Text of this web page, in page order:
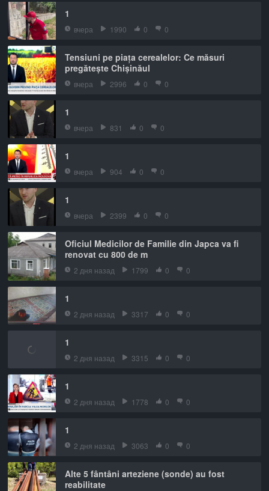
1
вчера 1990 0 0
Tensiuni pe piața cerealelor: Ce măsuri
pregătește Chișinăul
вчера 2996 0 0
1
вчера 831 0 0
1
вчера 904 0 0
1
вчера 2399 0 0
Oficiul Medicilor de Familie din Japca va fi
renovat cu 800 de m
2 дня назад 1799 0 0
1
2 дня назад 3317 0 0
1
2 дня назад 3315 0 0
1
2 дня назад 1778 0 0
1
2 дня назад 3063 0 0
Alte 5 fântâni arteziene (sonde) au fost
reabilitate